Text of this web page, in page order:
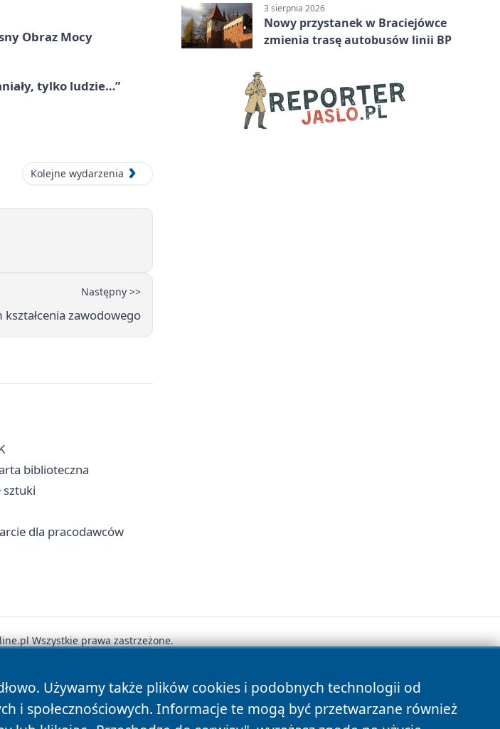
Obraz Mocy
tylko ludzie…”
Kolejne wydarzenia
Następny >>
zawodowego
biblioteczna
sztuki
dla pracodawców
3 sierpnia 2026
Nowy przystanek w Braciejówce
zmienia trasę autobusów linii BP
Używamy także plików cookies i podobnych technologii od
i społecznościowych. Informacje te mogą być przetwarzane również
Wszystkie prawa zastrzeżone.
Prywatności Polityka Cookies